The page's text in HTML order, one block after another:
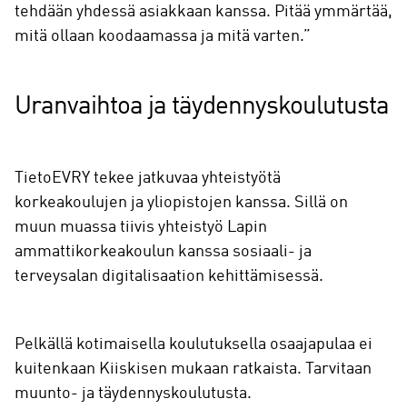
tehdään yhdessä asiakkaan kanssa. Pitää ymmärtää,
mitä ollaan koodaamassa ja mitä varten.”
Uranvaihtoa ja täydennyskoulutusta
TietoEVRY tekee jatkuvaa yhteistyötä
korkeakoulujen ja yliopistojen kanssa. Sillä on
muun muassa tiivis yhteistyö Lapin
ammattikorkeakoulun kanssa sosiaali- ja
terveysalan digitalisaation kehittämisessä.
Pelkällä kotimaisella koulutuksella osaajapulaa ei
kuitenkaan Kiiskisen mukaan ratkaista. Tarvitaan
muunto- ja täydennyskoulutusta.